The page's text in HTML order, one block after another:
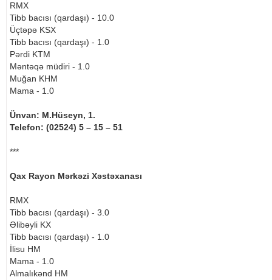
RMX
Tibb bacısı (qardaşı) - 10.0
Üçtəpə KSX
Tibb bacısı (qardaşı) - 1.0
Pərdi KTM
Məntəqə müdiri - 1.0
Muğan KHM
Mama - 1.0
Ünvan: M.Hüseyn, 1.
Telefon: (02524) 5 – 15 – 51
***
Qax Rayon Mərkəzi Xəstəxanası
RMX
Tibb bacısı (qardaşı) - 3.0
Əlibəyli KX
Tibb bacısı (qardaşı) - 1.0
İlisu HM
Mama - 1.0
Almalıkənd HM